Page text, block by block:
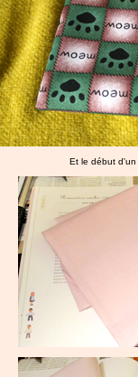
Et le début d'un